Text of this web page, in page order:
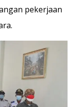
pekerjaan